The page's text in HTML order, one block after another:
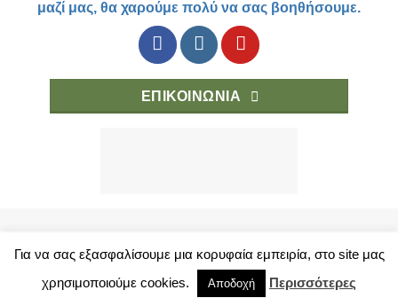
μαζί μας, θα χαρούμε πολύ να σας βοηθήσουμε.
ΕΠΙΚΟΙΝΩΝΙΑ
PRIVACY POLICY SHOP TERMS OF USE BUYING OPTIONS
Για να σας εξασφαλίσουμε μια κορυφαία εμπειρία, στο site μας
χρησιμοποιούμε cookies.
Αποδοχή Περισσότερες